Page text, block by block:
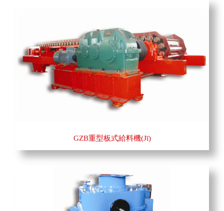
GZB重型板式給料機(jī)